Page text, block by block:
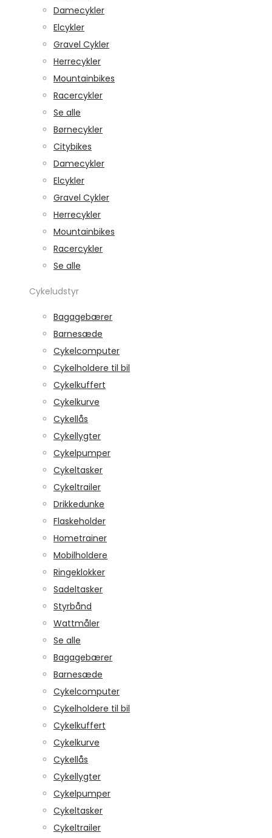
Damecykler
Elcykler
Gravel Cykler
Herrecykler
Mountainbikes
Racercykler
Se alle
Børnecykler
Citybikes
Damecykler
Elcykler
Gravel Cykler
Herrecykler
Mountainbikes
Racercykler
Se alle
Cykeludstyr
Bagagebærer
Barnesæde
Cykelcomputer
Cykelholdere til bil
Cykelkuffert
Cykelkurve
Cykellås
Cykellygter
Cykelpumper
Cykeltasker
Cykeltrailer
Drikkedunke
Flaskeholder
Hometrainer
Mobilholdere
Ringeklokker
Sadeltasker
Styrbånd
Wattmåler
Se alle
Bagagebærer
Barnesæde
Cykelcomputer
Cykelholdere til bil
Cykelkuffert
Cykelkurve
Cykellås
Cykellygter
Cykelpumper
Cykeltasker
Cykeltrailer